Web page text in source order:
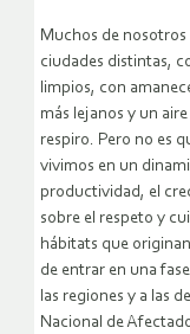
Muchos de
ciudades distintas,
limpios, con
más lejanos y un
respiro. Pero no es
vivimos en un
productividad, el
sobre el respeto y
hábitats que
de entrar en una
las regiones y a las
Nacional de